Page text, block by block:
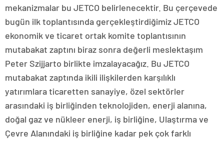
mekanizmalar bu JETCO belirlenecektir. Bu çerçevede
bugün ilk toplantısında gerçekleştirdiğimiz JETCO
ekonomik ve ticaret ortak komite toplantısının
mutabakat zaptını biraz sonra değerli meslektaşım
Peter Szijjarto birlikte imzalayacağız. Bu JETCO
mutabakat zaptında ikili ilişkilerden karşılıklı
yatırımlara ticaretten sanayiye, özel sektörler
arasındaki iş birliğinden teknolojiden, enerji alanına,
doğal gaz ve nükleer enerji, iş birliğine, Ulaştırma ve
Çevre Alanındaki iş birliğine kadar pek çok farklı